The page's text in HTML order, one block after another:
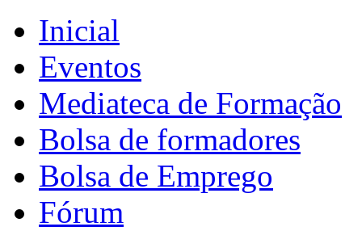
Inicial
Eventos
Mediateca de Formação
Bolsa de formadores
Bolsa de Emprego
Fórum